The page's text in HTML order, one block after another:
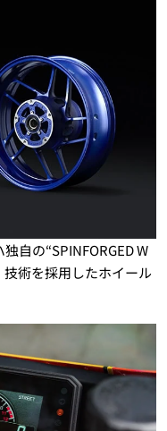
自の“SPINFORGED W
術を採用したホイール